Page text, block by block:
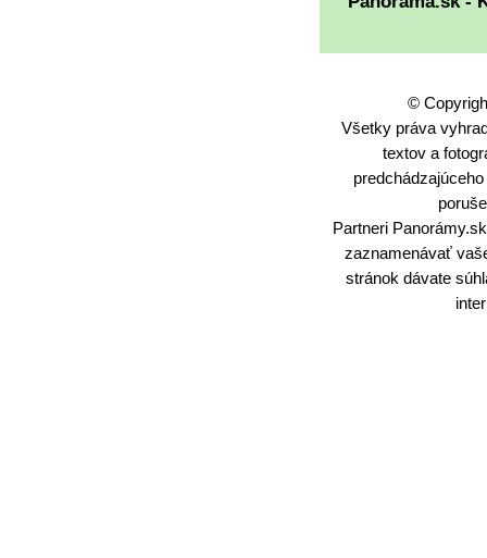
©
Všetky práva
textov a
Partneri
zaznamenávať
stránok dávate